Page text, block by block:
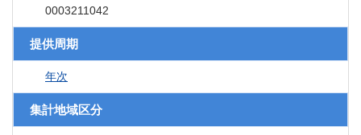
0003211042
提供周期
年次
集計地域区分